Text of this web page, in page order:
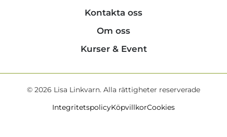
Kontakta oss
Om oss
Kurser & Event
© 2026 Lisa Linkvarn. Alla rättigheter reserverade
IntegritetspolicyKöpvillkorCookies